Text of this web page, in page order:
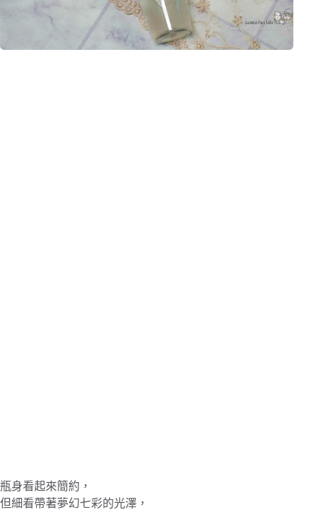
瓶身看起來簡約，
但細看帶著夢幻七彩的光澤，